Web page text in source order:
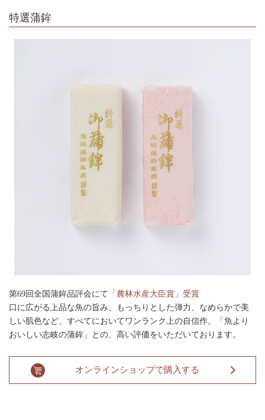
特選蒲鉾
第69回全国蒲鉾品評会にて 「農林水産大臣賞」受賞
口に広がる上品な魚の旨み、もっちりとした弾力、なめらかで美
しい肌色など、すべてにおいてワンランク上の自信作。「魚より
おいしい志岐の蒲鉾」との、高い評価をいただいております。
オンラインショップで購入する